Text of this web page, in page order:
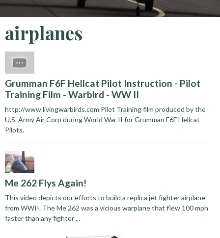
airplanes
Grumman F6F Hellcat Pilot Instruction - Pilot
Training Film - Warbird - WW II
http://www.livingwarbirds.com Pilot Training film produced by the
U.S. Army Air Corp during World War II for Grumman F6F Hellcat
Pilots.
Me 262 Flys Again!
This video depicts our efforts to build a replica jet fighter airplane
from WWII. The Me 262 was a vicious warplane that flew 100 mph
faster than any fighter ...